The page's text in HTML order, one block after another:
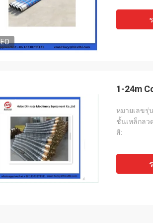
1-24m
หมายเลขรุ่
ชั้นเหล็กลว
สี: